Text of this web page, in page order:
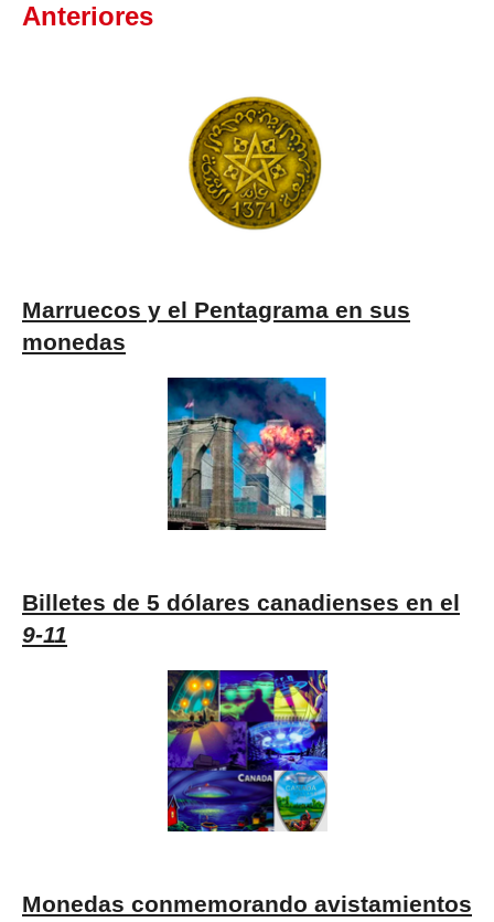
Anteriores
Marruecos y el Pentagrama en sus
monedas
Billetes de 5 dólares canadienses en el
9-11
Monedas conmemorando avistamientos